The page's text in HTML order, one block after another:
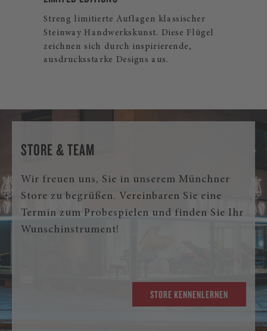
Streng limitierte Auflagen klassischer
Steinway Handwerkskunst. Diese Flügel
zeichnen sich durch inspirierende,
ausdrucksstarke Designs aus.
STORE & TEAM
Wir freuen uns, Sie in unserem Münchner
Store zu begrüßen. Vereinbaren Sie eine
Termin zum Probespielen und finden Sie Ihr
Wunschinstrument!
STORE KENNENLERNEN